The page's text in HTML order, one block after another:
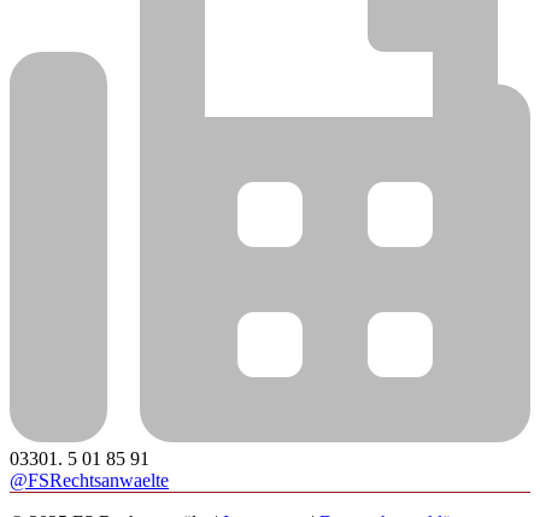
03301. 5 01 85 91
@FSRechtsanwaelte